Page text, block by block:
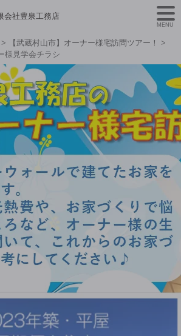
会社豊泉工務店
> 【武蔵村山市】オーナー様宅訪問ツアー！
>
見学会チラシ
MENU